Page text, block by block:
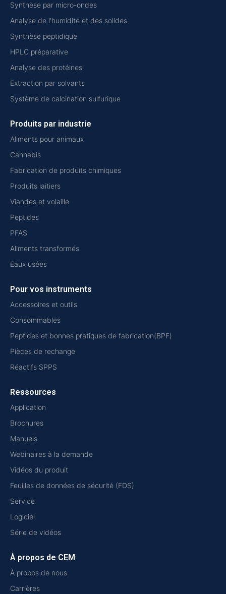
Synthèse par micro-ondes
Analyse de l'humidité et des solides
Synthèse peptidique
HPLC préparative
Analyse des protéines
Extraction par solvants
Système de calcination sulfurique
Produits par industrie
Aliments pour animaux
Cannabis
Fabrication de produits chimiques
Produits laitiers
Viandes et volaille
Peptides
PFAS
Aliments transformés
Eaux usées
Pour vos instruments
Accessoires et outils
Consommables
Peptides et bonnes pratiques de fabrication(BPF)
Pièces de rechange
Réactifs SPPS
Ressources
Application
Brochures
Manuels
Webinaires à la demande
Vidéos du produit
Feuilles de données de sécurité (FDS)
Service
Logiciel
Série de vidéos
À propos de CEM
À propos de nous
Carrières